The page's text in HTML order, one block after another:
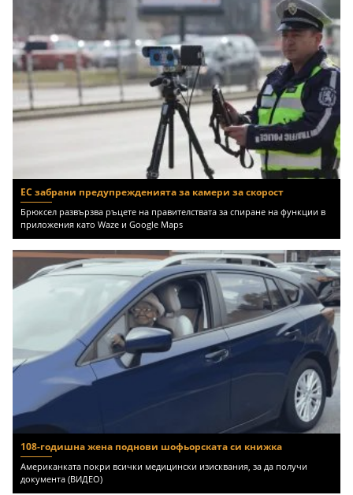
ЕС забрани предупрежденията за камери за скорост
Брюксел развързва ръцете на правителствата за спиране на функции в
приложения като Waze и Google Maps
108-годишна жена поднови шофьорската си книжка
Американката покри всички медицински изисквания, за да получи
документа (ВИДЕО)